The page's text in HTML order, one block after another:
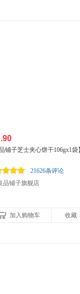
品铺子芝士夹心饼干106gx1袋
21626条评论
品铺子旗舰店
加入购物车 收藏